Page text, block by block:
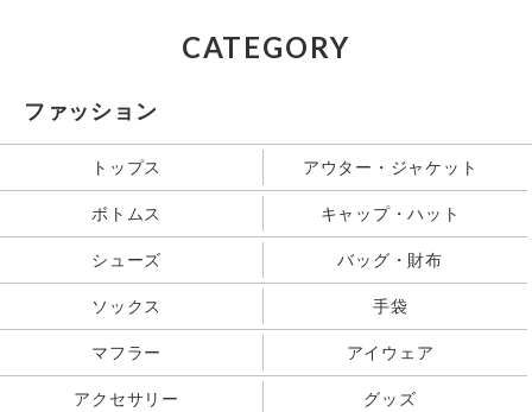
CATEGORY
ファッション
トップス アウター・ジャケット
ボトムス キャップ・ハット
シューズ バッグ・財布
ソックス 手袋
マフラー アイウェア
アクセサリー グッズ